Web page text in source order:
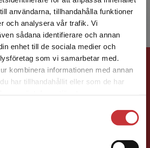
användarna, tillhandahålla funktioner
och analysera vår trafik. Vi
sådana identifierare och annan
enhet till de sociala medier och
som vi samarbetar med.
kombinera informationen med annan
har tillhandahållit eller som de har
fraktregion
att du besöker
via en enhet utanför Sverige.
leveranser utanför Sverige. För
ett köp måste
än 25 års erfar...